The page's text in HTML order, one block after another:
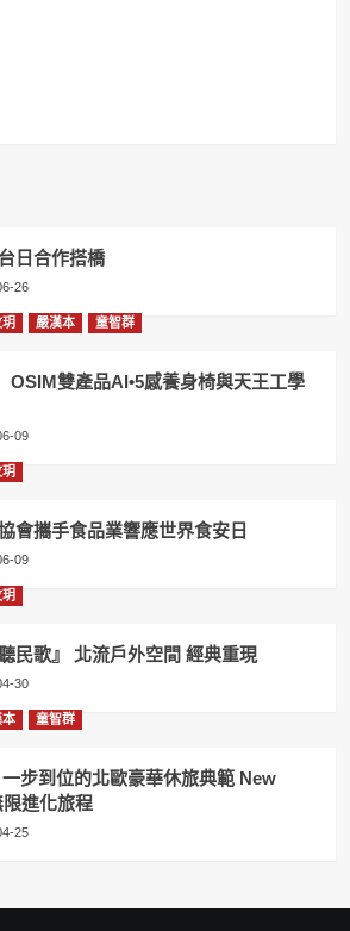
日合作搭橋
26
嚴漢本 童智群
OSIM雙產品AI•5感養身椅與天王工學
09
會攜手食品業響應世界食安日
09
民歌』 北流戶外空間 經典重現
30
本 童智群
步到位的北歐豪華休旅典範 New
進化旅程
25